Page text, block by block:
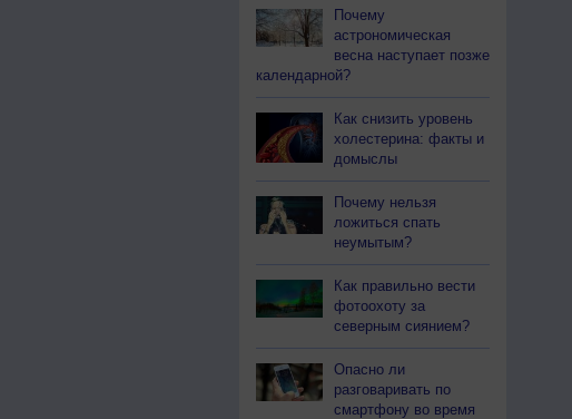
Почему
астрономическая
весна наступает позже
календарной?
Как снизить уровень
холестерина: факты и
домыслы
Почему нельзя
ложиться спать
неумытым?
Как правильно вести
фотоохоту за
северным сиянием?
Опасно ли
разговаривать по
смартфону во время